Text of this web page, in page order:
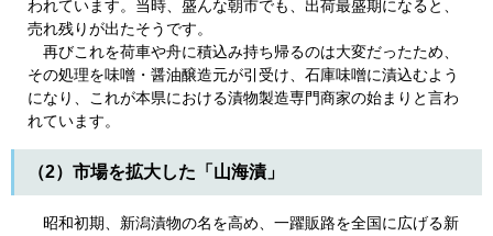
われています。当時、盛んな朝市でも、出荷最盛期になると、
売れ残りが出たそうです。
再びこれを荷車や舟に積込み持ち帰るのは大変だったため、
その処理を味噌・醤油醸造元が引受け、石庫味噌に漬込むよう
になり、これが本県における漬物製造専門商家の始まりと言わ
れています。
（2）市場を拡大した「山海漬」
昭和初期、新潟漬物の名を高め、一躍販路を全国に広げる新